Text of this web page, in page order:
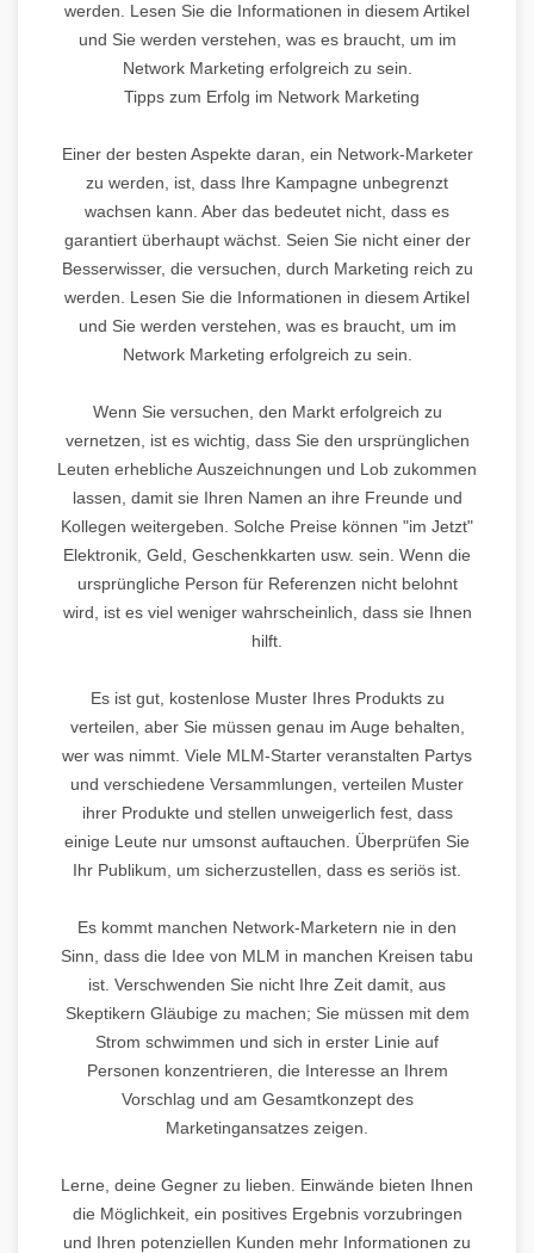
werden. Lesen Sie die Informationen in diesem Artikel
und Sie werden verstehen, was es braucht, um im
Network Marketing erfolgreich zu sein.
Tipps zum Erfolg im Network Marketing
Einer der besten Aspekte daran, ein Network-Marketer
zu werden, ist, dass Ihre Kampagne unbegrenzt
wachsen kann. Aber das bedeutet nicht, dass es
garantiert überhaupt wächst. Seien Sie nicht einer der
Besserwisser, die versuchen, durch Marketing reich zu
werden. Lesen Sie die Informationen in diesem Artikel
und Sie werden verstehen, was es braucht, um im
Network Marketing erfolgreich zu sein.
Wenn Sie versuchen, den Markt erfolgreich zu
vernetzen, ist es wichtig, dass Sie den ursprünglichen
Leuten erhebliche Auszeichnungen und Lob zukommen
lassen, damit sie Ihren Namen an ihre Freunde und
Kollegen weitergeben. Solche Preise können "im Jetzt"
Elektronik, Geld, Geschenkkarten usw. sein. Wenn die
ursprüngliche Person für Referenzen nicht belohnt
wird, ist es viel weniger wahrscheinlich, dass sie Ihnen
hilft.
Es ist gut, kostenlose Muster Ihres Produkts zu
verteilen, aber Sie müssen genau im Auge behalten,
wer was nimmt. Viele MLM-Starter veranstalten Partys
und verschiedene Versammlungen, verteilen Muster
ihrer Produkte und stellen unweigerlich fest, dass
einige Leute nur umsonst auftauchen. Überprüfen Sie
Ihr Publikum, um sicherzustellen, dass es seriös ist.
Es kommt manchen Network-Marketern nie in den
Sinn, dass die Idee von MLM in manchen Kreisen tabu
ist. Verschwenden Sie nicht Ihre Zeit damit, aus
Skeptikern Gläubige zu machen; Sie müssen mit dem
Strom schwimmen und sich in erster Linie auf
Personen konzentrieren, die Interesse an Ihrem
Vorschlag und am Gesamtkonzept des
Marketingansatzes zeigen.
Lerne, deine Gegner zu lieben. Einwände bieten Ihnen
die Möglichkeit, ein positives Ergebnis vorzubringen
und Ihren potenziellen Kunden mehr Informationen zu